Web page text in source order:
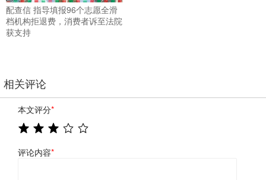
配查信 指导填报96个志愿全滑
档机构拒退费，消费者诉至法院
获支持
相关评论
本文评分*
评论内容*